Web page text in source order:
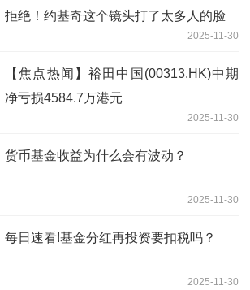
拒绝！约基奇这个镜头打了太多人的脸
2025-11-30
【焦点热闻】裕田中国(00313.HK)中期
净亏损4584.7万港元
2025-11-30
货币基金收益为什么会有波动？
2025-11-30
每日速看!基金分红再投资要扣税吗？
2025-11-30